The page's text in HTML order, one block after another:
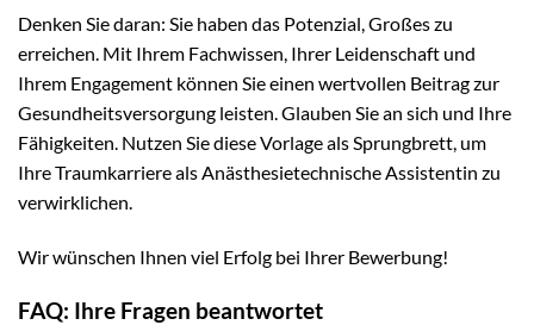
Denken Sie daran: Sie haben das Potenzial, Großes zu
erreichen. Mit Ihrem Fachwissen, Ihrer Leidenschaft und
Ihrem Engagement können Sie einen wertvollen Beitrag zur
Gesundheitsversorgung leisten. Glauben Sie an sich und Ihre
Fähigkeiten. Nutzen Sie diese Vorlage als Sprungbrett, um
Ihre Traumkarriere als Anästhesietechnische Assistentin zu
verwirklichen.
Wir wünschen Ihnen viel Erfolg bei Ihrer Bewerbung!
FAQ: Ihre Fragen beantwortet